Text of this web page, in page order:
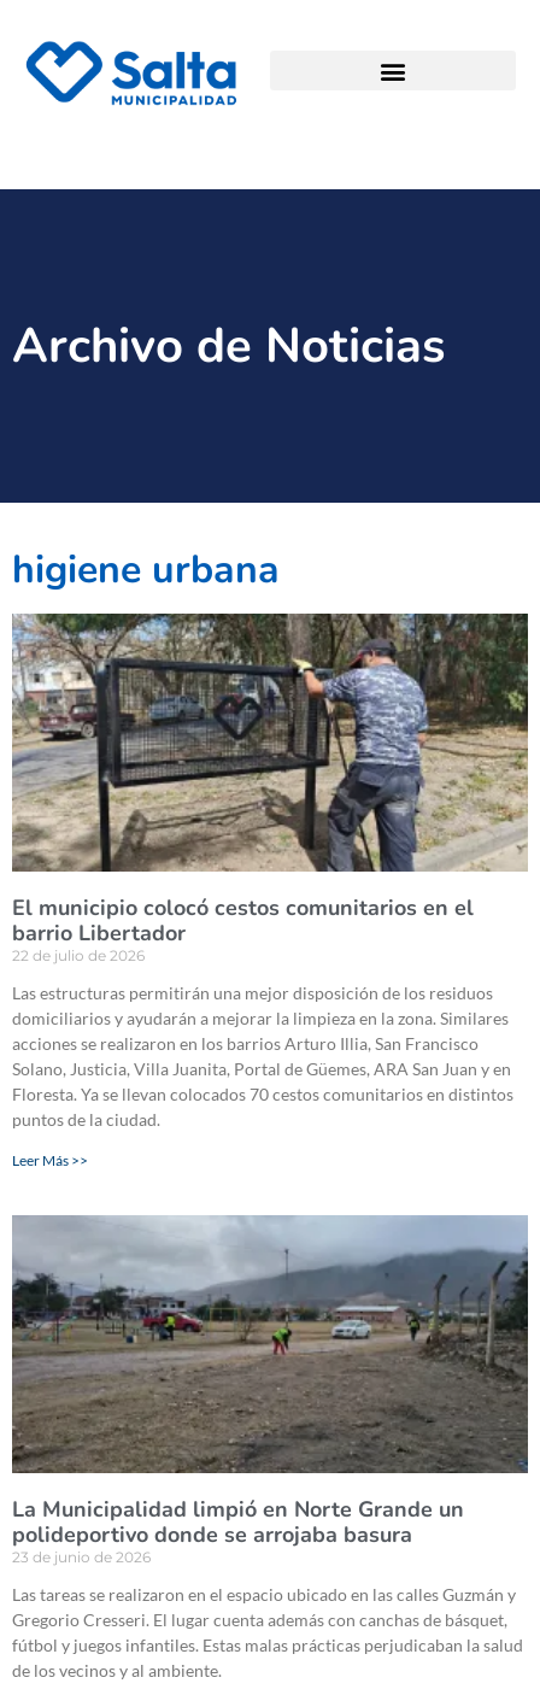
Archivo de Noticias
higiene urbana
El municipio colocó cestos comunitarios en el
barrio Libertador
22 de julio de 2026
Las estructuras permitirán una mejor disposición de los residuos
domiciliarios y ayudarán a mejorar la limpieza en la zona. Similares
acciones se realizaron en los barrios Arturo Illia, San Francisco
Solano, Justicia, Villa Juanita, Portal de Güemes, ARA San Juan y en
Floresta. Ya se llevan colocados 70 cestos comunitarios en distintos
puntos de la ciudad.
Leer Más >>
La Municipalidad limpió en Norte Grande un
polideportivo donde se arrojaba basura
23 de junio de 2026
Las tareas se realizaron en el espacio ubicado en las calles Guzmán y
Gregorio Cresseri. El lugar cuenta además con canchas de básquet,
fútbol y juegos infantiles. Estas malas prácticas perjudicaban la salud
de los vecinos y al ambiente.